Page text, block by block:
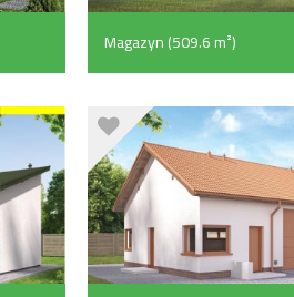
Magazyn (509.6 m²)